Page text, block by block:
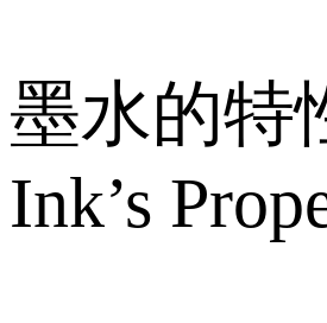
墨水的特
Ink’s